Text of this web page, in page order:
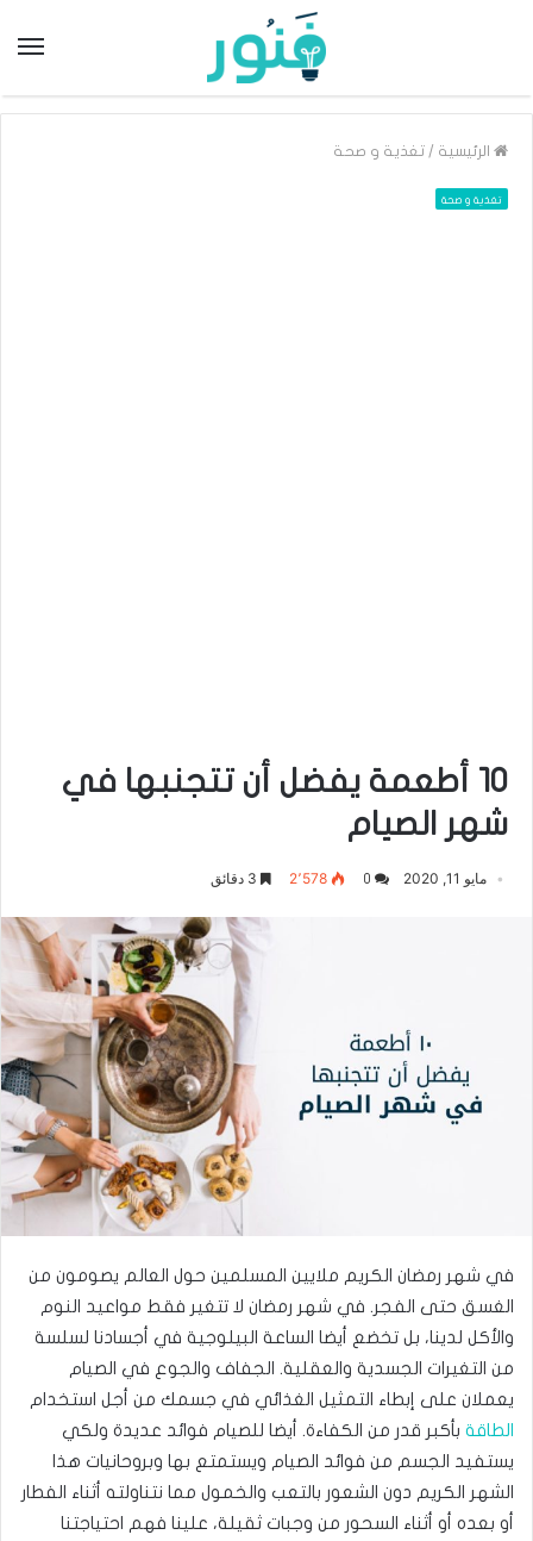
الرئيسية / تغذية و صحة
تغذية و صحة
10 أطعمة يفضل أن تتجنبها في
شهر الصيام
مايو 11, 2020 2٬578
في شهر رمضان الكريم ملايين المسلمين حول العالم يصومون من
الغسق حتى الفجر. في شهر رمضان لا تتغير فقط مواعيد النوم
والأكل لدينا، بل تخضع أيضا الساعة البيلوجية في أجسادنا لسلسة
من التغيرات الجسدية والعقلية. الجفاف والجوع في الصيام
يعملان على إبطاء التمثيل الغذائي في جسمك من أجل استخدام
الطاقة بأكبر قدر من الكفاءة. أيضا للصيام فوائد عديدة ولكي
يستفيد الجسم من فوائد الصيام ويستمتع بها وبروحانيات هذا
الشهر الكريم دون الشعور بالتعب والخمول مما نتناولته أثناء الفطار
أو بعده أو أثناء السحور من وجبات ثقيلة، علينا فهم احتياجتنا